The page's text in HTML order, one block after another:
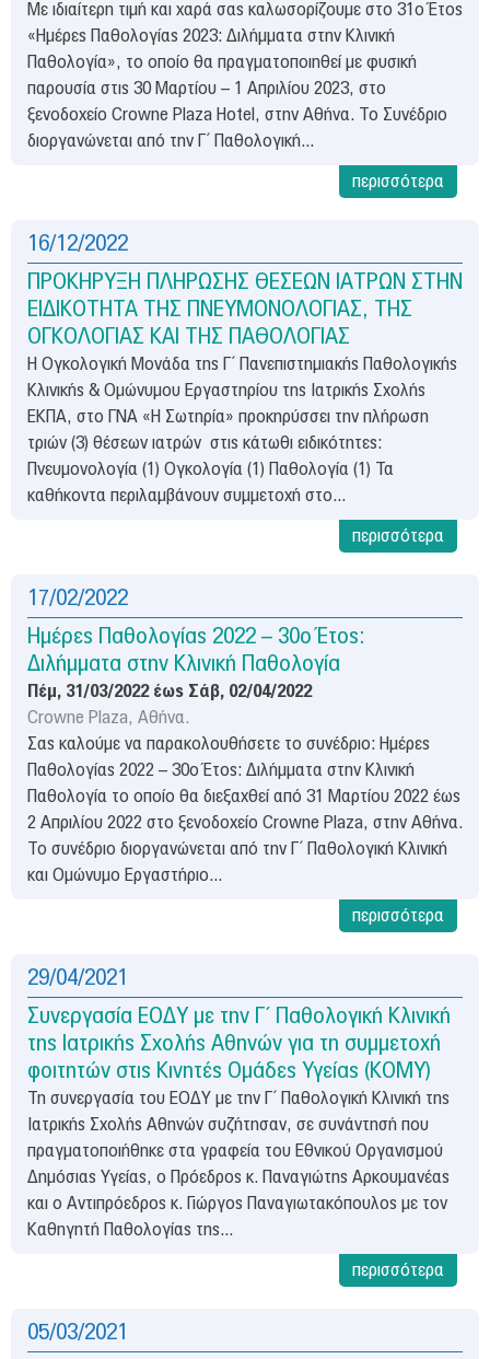
Με ιδιαίτερη τιμή και χαρά σας καλωσορίζουμε στο 31ο Έτος
«Ημέρες Παθολογίας 2023: Διλήμματα στην Κλινική
Παθολογία», το οποίο θα πραγματοποιηθεί με φυσική
παρουσία στις 30 Μαρτίου – 1 Απριλίου 2023, στο
ξενοδοχείο Crowne Plaza Hotel, στην Αθήνα. Το Συνέδριο
διοργανώνεται από την Γ΄ Παθολογική...
περισσότερα
16/12/2022
ΠΡΟΚΗΡΥΞΗ ΠΛΗΡΩΣΗΣ ΘΕΣΕΩΝ ΙΑΤΡΩΝ ΣΤΗΝ
ΕΙΔΙΚΟΤΗΤΑ ΤΗΣ ΠΝΕΥΜΟΝΟΛΟΓΙΑΣ, ΤΗΣ
ΟΓΚΟΛΟΓΙΑΣ ΚΑΙ ΤΗΣ ΠΑΘΟΛΟΓΙΑΣ
Η Ογκολογική Μονάδα της Γ΄ Πανεπιστημιακής Παθολογικής
Κλινικής & Ομώνυμου Εργαστηρίου της Ιατρικής Σχολής
ΕΚΠΑ, στο ΓΝΑ «Η Σωτηρία» προκηρύσσει την πλήρωση
τριών (3) θέσεων ιατρών στις κάτωθι ειδικότητες:
Πνευμονολογία (1) Ογκολογία (1) Παθολογία (1) Τα
καθήκοντα περιλαμβάνουν συμμετοχή στο...
περισσότερα
17/02/2022
Ημέρες Παθολογίας 2022 – 30ο Έτος:
Διλήμματα στην Κλινική Παθολογία
Πέμ, 31/03/2022έως Σάβ, 02/04/2022
Crowne Plaza, Αθήνα.
Σας καλούμε να παρακολουθήσετε το συνέδριο: Ημέρες
Παθολογίας 2022 – 30ο Έτος: Διλήμματα στην Κλινική
Παθολογία το οποίο θα διεξαχθεί από 31 Μαρτίου 2022 έως
2 Απριλίου 2022 στο ξενοδοχείο Crowne Plaza, στην Αθήνα.
Το συνέδριο διοργανώνεται από την Γ΄ Παθολογική Κλινική
και Ομώνυμο Εργαστήριο...
περισσότερα
29/04/2021
Συνεργασία ΕΟΔΥ με την Γ΄ Παθολογική Κλινική
της Ιατρικής Σχολής Αθηνών για τη συμμετοχή
φοιτητών στις Κινητές Ομάδες Υγείας (ΚΟΜΥ)
Τη συνεργασία του ΕΟΔΥ με την Γ΄ Παθολογική Κλινική της
Ιατρικής Σχολής Αθηνών συζήτησαν, σε συνάντησή που
πραγματοποιήθηκε στα γραφεία του Εθνικού Οργανισμού
Δημόσιας Υγείας, ο Πρόεδρος κ. Παναγιώτης Αρκουμανέας
και ο Αντιπρόεδρος κ. Γιώργος Παναγιωτακόπουλος με τον
Καθηγητή Παθολογίας της...
περισσότερα
05/03/2021